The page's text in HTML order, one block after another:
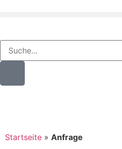
Startseite » Anfrage